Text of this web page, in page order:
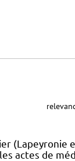
(Lapeyronie
actes de